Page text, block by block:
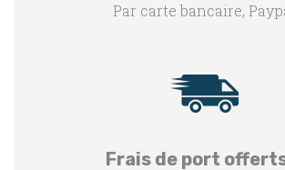
Par carte bancaire,
Frais de port